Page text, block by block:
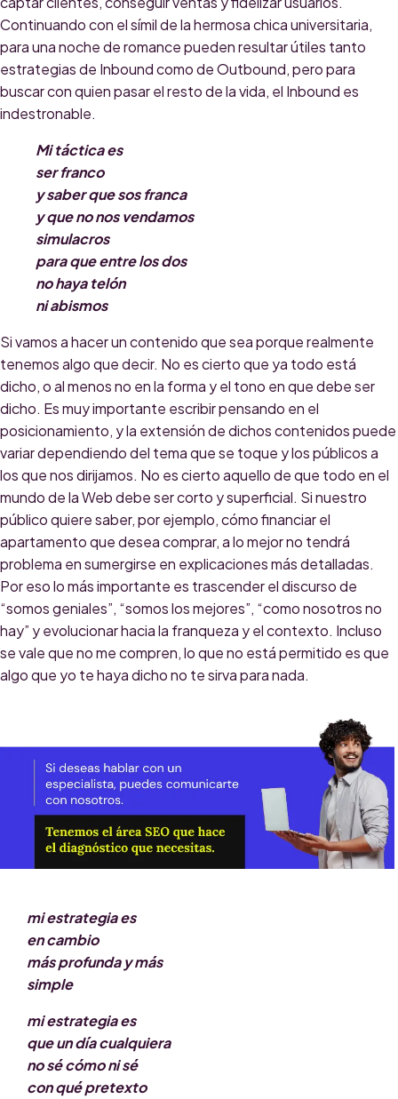
Continuando con el símil de la hermosa chica universitaria,
para una noche de romance pueden resultar útiles tanto
estrategias de Inbound como de Outbound, pero para
buscar con quien pasar el resto de la vida, el Inbound es
indestronable.
Mi táctica es
ser franco
y saber que sos franca
y que no nos vendamos
simulacros
para que entre los dos
no haya telón
ni abismos
Si vamos a hacer un contenido que sea porque realmente
tenemos algo que decir. No es cierto que ya todo está
dicho, o al menos no en la forma y el tono en que debe ser
dicho. Es muy importante escribir pensando en el
posicionamiento, y la extensión de dichos contenidos puede
variar dependiendo del tema que se toque y los públicos a
los que nos dirijamos. No es cierto aquello de que todo en el
mundo de la Web debe ser corto y superficial. Si nuestro
público quiere saber, por ejemplo, cómo financiar el
apartamento que desea comprar, a lo mejor no tendrá
problema en sumergirse en explicaciones más detalladas.
Por eso lo más importante es trascender el discurso de
“somos geniales”, “somos los mejores”, “como nosotros no
hay” y evolucionar hacia la franqueza y el contexto. Incluso
se vale que no me compren, lo que no está permitido es que
algo que yo te haya dicho no te sirva para nada.
mi estrategia es
en cambio
más profunda y más
simple
mi estrategia es
que un día cualquiera
no sé cómo ni sé
con qué pretexto